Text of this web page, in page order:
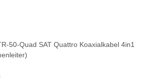
50-Quad SAT Quattro Koaxialkabel 4in1